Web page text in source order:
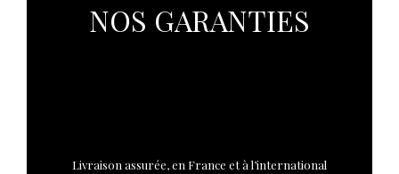
NOS GARANTIES
Livraison assurée, en France et à l’international